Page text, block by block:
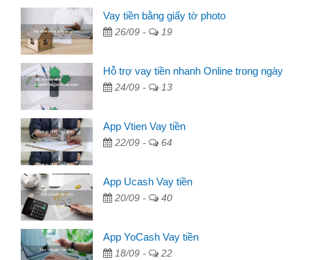
Vay tiền bằng giấy tờ photo
26/09 - 19
Hỗ trợ vay tiền nhanh Online trong ngày
24/09 - 13
App Vtien Vay tiền
22/09 - 64
App Ucash Vay tiền
20/09 - 40
App YoCash Vay tiền
18/09 - 22